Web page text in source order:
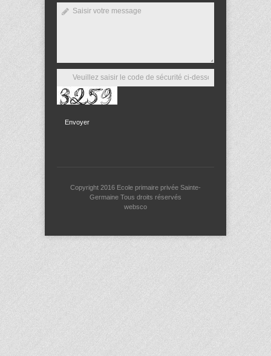
Envoyer
Copyright 2016 Ecole primaire privée Sainte-
Germaine Tous droits réservés
websco